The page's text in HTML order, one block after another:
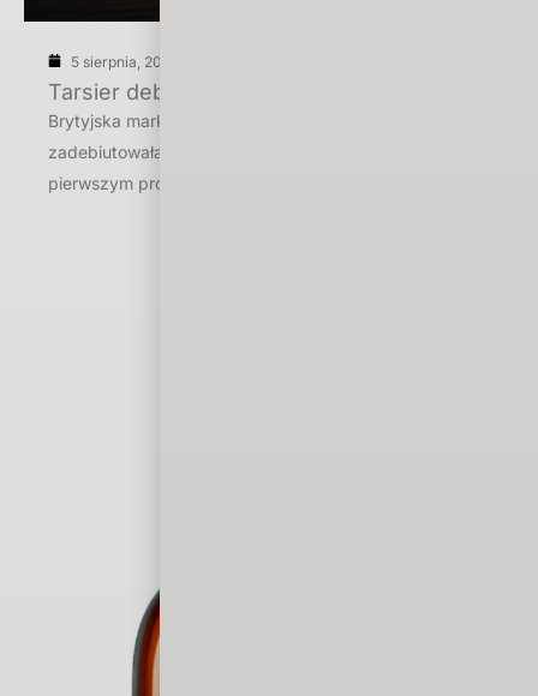
5 sierpnia, 2026
Tarsier debiutuje w Polsce
Brytyjska marka Tarsier Southeast Asian Spirit
zadebiutowała na polskim rynku detalicznym. Jej
pierwszym produktem dostępnym […]